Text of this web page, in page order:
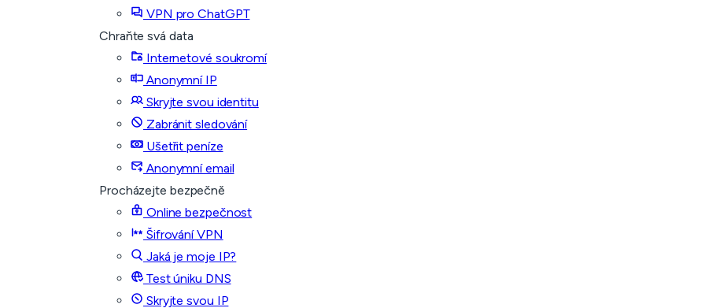
VPN pro ChatGPT
Chraňte svá data
Internetové soukromí
Anonymní IP
Skryjte svou identitu
Zabránit sledování
Ušetřit peníze
Anonymní email
Procházejte bezpečně
Online bezpečnost
Šifrování VPN
Jaká je moje IP?
Test úniku DNS
Skryjte svou IP